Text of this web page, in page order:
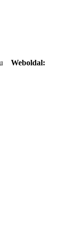
Weboldal: